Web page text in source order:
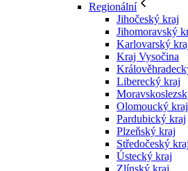
Regionální
Jihočeský kraj
Jihomoravský
Karlovarský
Kraj Vysočina
Liberecký kraj
Olomoucký kraj
Pardubický kraj
Plzeňský kraj
Středočeský kraj
Ústecký kraj
Zlínský kraj